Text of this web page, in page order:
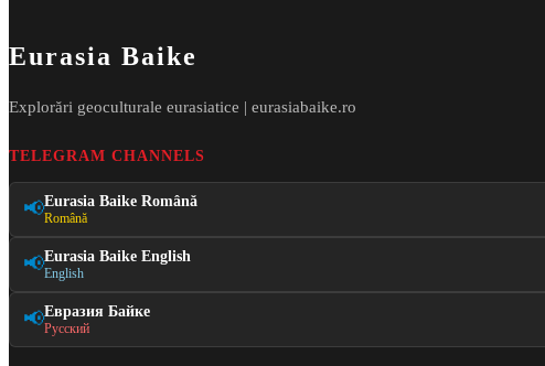
Eurasia Baike
Explorări geoculturale eurasiatice | eurasiabaike.ro
TELEGRAM CHANNELS
📢Eurasia Baike Română
Română
📢Eurasia Baike English
English
📢Евразия Байке
Русский